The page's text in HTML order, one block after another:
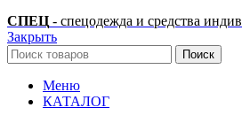
СПЕЦ - спецодежда и средства
Закрыть
Поиск
Меню
КАТАЛОГ